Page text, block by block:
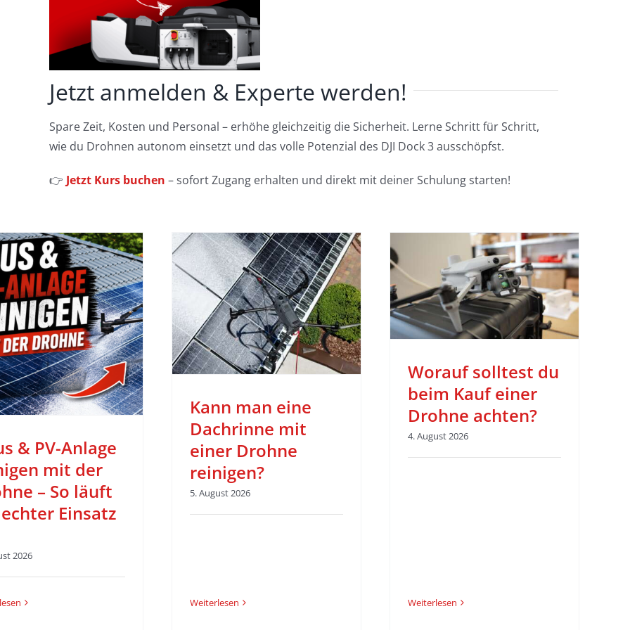
Jetzt anmelden & Experte werden!
Spare Zeit, Kosten und Personal – erhöhe gleichzeitig die Sicherheit. Lerne Schritt für Schritt,
wie du Drohnen autonom einsetzt und das volle Potenzial des DJI Dock 3 ausschöpfst.
👉 Jetzt Kurs buchen – sofort Zugang erhalten und direkt mit deiner Schulung starten!
& PV-Anlage
mit der
– So läuft
Einsatz
2026
Kann man eine
Dachrinne mit
einer Drohne
reinigen?
Blog
Kann man eine
Dachrinne mit
einer Drohne
reinigen?
5. August 2026
Weiterlesen
Worauf solltest du
beim Kauf einer
Drohne achten?
Blog
Worauf solltest du
beim Kauf einer
Drohne achten?
4. August 2026
Weiterlesen